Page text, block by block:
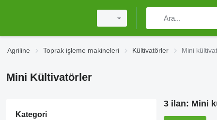
Agriline Toprak işleme makineleri Kültivatörler Mini
Mini Kültivatörler
Kategori
3 ilan: Mini